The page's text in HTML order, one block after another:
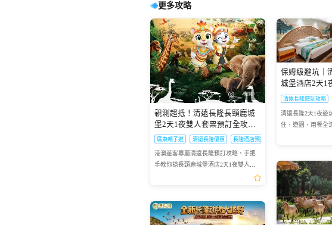
更多攻略
瀏覽3
親測超抵！清遠長隆長頸鹿城
堡2天1夜雙人套票預訂全攻略
✨廣東親子遊 清遠長隆優惠 長隆酒店預訂
港澳遊客專屬清遠長隆預訂攻略，手把
手教你搶長頸鹿城堡酒店2天1夜雙人套
保姆級避坑｜
城堡酒店2天1
清遠長隆遊玩攻略
清遠長隆2天1夜遊
住、遊園、用餐全
廣州融創雪世界熱雪奇跡7月-8
月營業時間
廣州融創雪世界 廣州熱雪奇跡門票
端午節將至，想要體驗熱熱鬧鬧又別具
一格的暑假？廣州融創樂園絕對是不二
之選。在這裏，傳統元素與現代遊樂設
施完美融合，八大精彩活動帶你嗨翻整
個假期，讓你的暑假不再千...
【香港人2026日光賞楓全攻
略】東京出發一日遊景點、時
間、交通一次睇晒🍁
日本賞楓必去 東京一日遊 日光攻略
香港朋友去東京賞楓，好多人都將日光
列入必去清單！但好多港澳遊客踩坑：
自由行搭 JR 去日光要不停轉車，紅葉季
列車爆滿搶位難；想自駕，單人租車成
本高，紅葉旺季山區車位...
香港地鐵圖高清版大圖（2026
年最新）
香港港鐵自1979年起一直致力為乘客提
供既安全又快捷可靠的市區列車服務。
由中環及銅鑼灣的商業中心區連接至新
界以及大嶼山，讓旅客享受更舒適方便
的旅程。為您帶來的最新香...
【2026澳門自助山攻略】上葡
京自助山晚餐有冇龍蝦？即叫
即煮海鮮回本必食！附
HopeTrip最新優惠及免費穿梭
巴士交通指南
2026年去澳門食 Buffet，首選必定是上葡
京「自助山」！本文為你實測最新菜
單：究竟自助山晚餐有冇龍蝦？即開生
蠔、戶外燒烤點樣食先最快回本？即睇
HopeTrip 為你準備的最新...
澳門旅遊必吃！夯爆平價自助
餐實測指南✨
澳門翠廬西餐廳 澳門維景酒店午餐 澳門自助美食
澳門高人氣平價自助餐推薦，維景酒店
翠廬西餐廳健怡自助午餐CP值爆棚，必
吃亮點、行程安排、預訂優惠全攻略
1
親測超抵！新加坡聖淘沙纜車
+時光之翼套票避坑攻略✨
新加坡旅遊 聖淘沙時光之翼 花柏山纜車
港澳旅客實測新加坡花柏山纜車+時光之
翼煙火套票遊玩攻略，包含避坑技巧、
行程亮點，輕鬆解鎖獅城絕美夜景
2
實測爆夯東京秋日行程｜冰川
神社+利根川3萬發花火太浪漫
🥰
2026利根川大花火 川越冰川神社 東京一日遊
台灣遊客必收東京秋日行程實測，9人小
團全程免煩惱，體驗人形流祈福、逛小
江户老街、欣賞利根川河面花火倒影，
超治癒。
實測2026台北跨年夯爆行程🥳
孔明燈+101煙火雙重滿足！
台北101跨年煙火 九份美食 天燈體驗
在地人帶路體驗2026台北跨年限定行
程，從九份夕陽到101煙火全程零踩雷，
體驗感超讚
深圳前海冰雪世界門票(熱雪奇
跡)
HKD245起 18:00前可訂今天
澳門新濠天地水舞間-水上歌舞
劇門票
HKD372起 18:00前可訂今天